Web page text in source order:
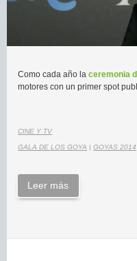
Como cada año la ceremonia
motores con un primer spot
CINE Y TV
GALA DE LOS GOYA | GOYAS 2014
Leer más